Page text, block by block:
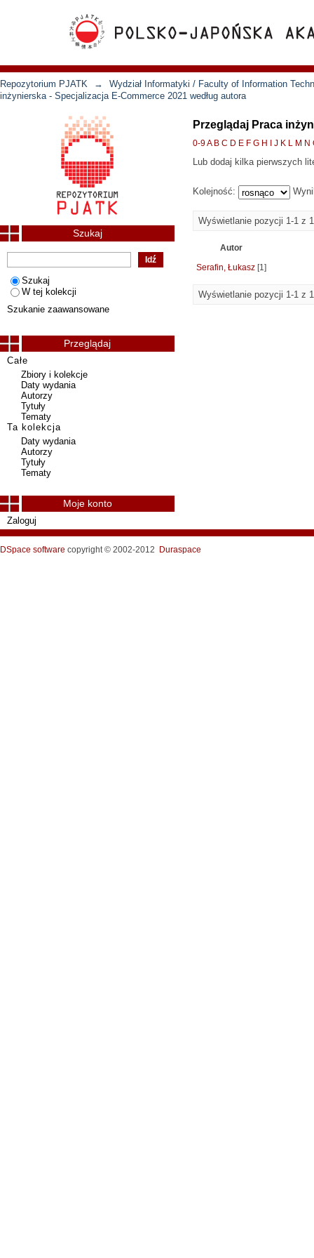
Repozytorium PJATK →
Wydział Informatyki / Faculty of Information
inżynierska - Specjalizacja E-Commerce 2021 według autora
Przeglądaj Praca
0-9A B C D E F G H J K L M N
Lub dodaj kilka pierwszych
Kolejność:
Wyświetlanie pozycji 1-1 z 1
Autor
Serafin, Łukasz [1]
Wyświetlanie pozycji 1-1 z 1
Szukaj
Szukaj
W tej kolekcji
Szukanie zaawansowane
Przeglądaj
Całe
Zbiory i kolekcje
Daty wydania
Autorzy
Tytuły
Tematy
Ta kolekcja
Daty wydania
Autorzy
Tytuły
Tematy
Moje konto
Zaloguj
DSpace software copyright © 2002-2012 Duraspace